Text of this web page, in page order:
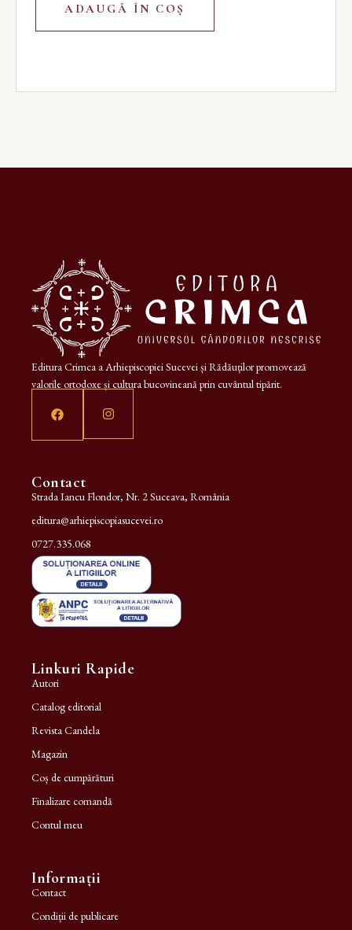
ADAUGĂ ÎN COȘ
Editura Crimca a Arhiepiscopiei Sucevei și Rădăuților promovează
valorile ortodoxe și cultura bucovineană prin cuvântul tipărit.
Contact
Strada Iancu Flondor, Nr. 2 Suceava, România
editura@arhiepiscopiasucevei.ro
0727.335.068
Linkuri Rapide
Autori
Catalog editorial
Revista Candela
Magazin
Coș de cumpărături
Finalizare comandă
Contul meu
Informații
Contact
Condiții de publicare